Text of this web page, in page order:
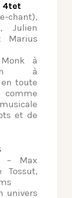
4tet
Julien
Marius
à
à
toute
et de
– Max
Tossut,
univers